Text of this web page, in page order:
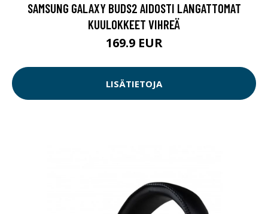
SAMSUNG GALAXY BUDS2 AIDOSTI LANGATTOMAT
KUULOKKEET VIHREÄ
169.9 EUR
LISÄTIETOJA